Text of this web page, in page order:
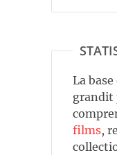
La
grandit
films,